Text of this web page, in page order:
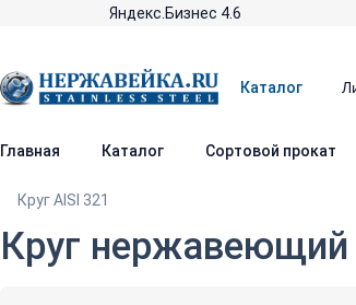
Яндекс.Бизнес 4.6
Каталог
Главная Каталог Сортовой прокат
Круг AISI 321
Круг